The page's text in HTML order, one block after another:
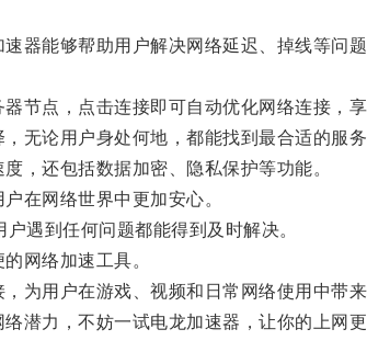
能够帮助用户解决网络延迟、掉线等问题
点，点击连接即可自动优化网络连接，享
论用户身处何地，都能找到最合适的服务
还包括数据加密、隐私保护等功能。
在网络世界中更加安心。
遇到任何问题都能得到及时解决。
网络加速工具。
用户在游戏、视频和日常网络使用中带来
力，不妨一试电龙加速器，让你的上网更